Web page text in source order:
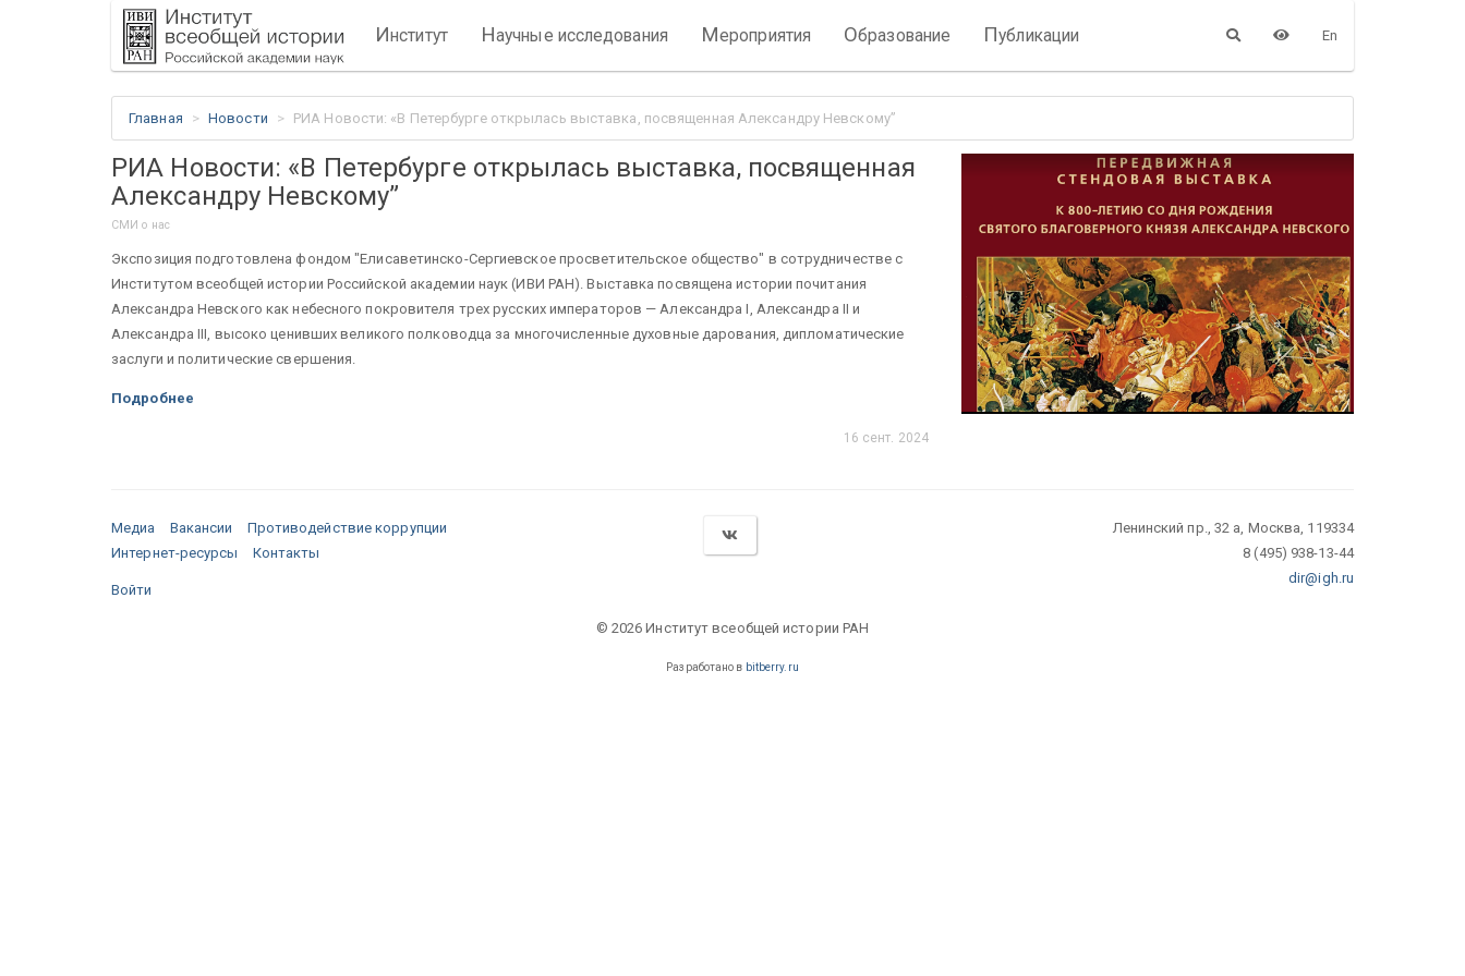
Институт Научные исследования Мероприятия Образование Публикации En
Главная Новости РИА Новости: «В Петербурге открылась выставка, посвященная Александру Невскому”
РИА Новости: «В Петербурге открылась выставка, посвященная
Александру Невскому”
СМИ о нас
Экспозиция подготовлена фондом "Елисаветинско-Сергиевское просветительское общество" в сотрудничестве с
Институтом всеобщей истории Российской академии наук (ИВИ РАН). Выставка посвящена истории почитания
Александра Невского как небесного покровителя трех русских императоров — Александра I, Александра II и
Александра III, высоко ценивших великого полководца за многочисленные духовные дарования, дипломатические
заслуги и политические свершения.
Подробнее
16 сент. 2024
Медиа Вакансии
Противодействие коррупции
Интернет-ресурсы
Контакты
Войти
Ленинский пр., 32 а, Москва, 119334
8 (495) 938-13-44
dir@igh.ru
© 2026 Институт всеобщей истории РАН
Разработано в bitberry.ru